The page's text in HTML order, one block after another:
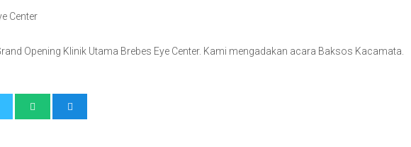
Center
Opening Klinik Utama Brebes Eye Center. Kami mengadakan acara Baksos Kacamata.